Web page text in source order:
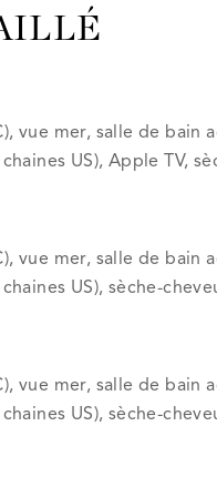
vue mer, salle de bain
US), Apple TV,
vue mer, salle de bain
US), sèche-
vue mer, salle de bain
US), sèche-